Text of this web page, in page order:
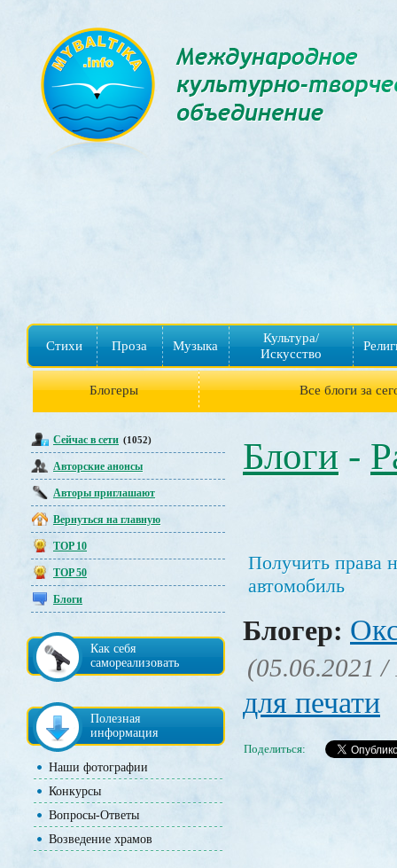
Стихи Проза Музыка
Культура/
Искусство
Блогеры Все блоги за
Сейчас в сети (1052)
Авторские анонсы
Авторы приглашают
Вернуться на главную
TOP 10
TOP 50
Блоги
Как себя
самореализовать
Полезная
информация
Наши фотографии
Конкурсы
Вопросы-Ответы
Возведение храмов
Блоги -
Получить права
автомобиль
Блогер:
(05.06.2021 /
для печати
Поделиться: